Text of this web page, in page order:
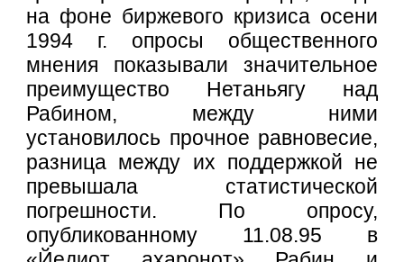
на фоне биржевого кризиса осени
1994 г. опросы общественного
мнения показывали значительное
преимущество Нетаньягу над
Рабином, между ними
установилось прочное равновесие,
разница между их поддержкой не
превышала статистической
погрешности. По опросу,
опубликованному 11.08.95 в